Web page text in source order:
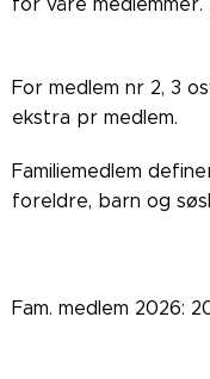
For medlem nr 2, 3
ekstra pr medlem.
Familiemedlem
foreldre, barn og
Fam. medlem 2026: